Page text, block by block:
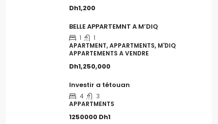
Dh1,200
BELLE APPARTEMNT A M’DIQ
1
1
APARTMENT, APPARTMENTS, M'DIQ
APPARTEMENTS A VENDRE
Dh1,250,000
Investir a tétouan
4
3
APPARTMENTS
1250000 Dh1